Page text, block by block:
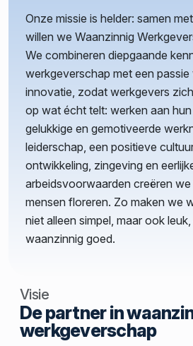
Onze missie is helder: samen
willen we Waanzinnig
We combineren diepgaande
werkgeverschap met een
innovatie, zodat werkgevers
op wat écht telt: werken aan
gelukkige en gemotiveerde
leiderschap, een positieve
ontwikkeling, zingeving en
arbeidsvoorwaarden creëren
mensen floreren. Zo maken we
niet alleen simpel, maar ook
waanzinnig goed.
Visie
De partner in
werkgeverschap